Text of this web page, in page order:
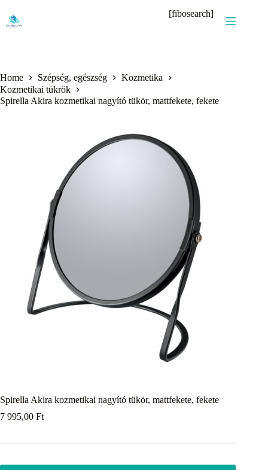
content
[fibosearch]
Home Szépség, egészség
Kozmetika
Kozmetikai tükrök
Spirella Akira kozmetikai nagyító tükör, mattfekete, fekete
Spirella Akira kozmetikai nagyító tükör, mattfekete, fekete
7 995,00 Ft